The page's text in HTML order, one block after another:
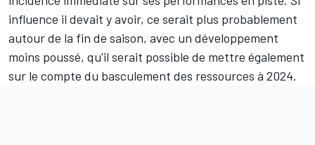
influence il devait y avoir, ce serait plus probablement
autour de la fin de saison, avec un développement
moins poussé, qu'il serait possible de mettre également
sur le compte du basculement des ressources à 2024.